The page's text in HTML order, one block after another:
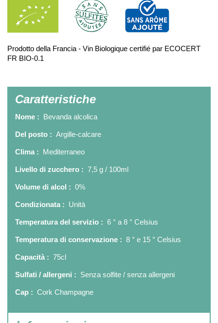
Prodotto della Francia - Vin Biologique certifié par ECOCERT
FR BIO-0.1
Caratteristiche
Nome : Bevanda alcolica
Del posto : Argille-calcare
Clima : Mediterraneo
Livello di zucchero : 7,5 g / 100ml
Volume di alcol : 0%
Condizionata : Unità
Temperatura del servizio : 6 ° a 8 ° Celsius
Temperatura di conservazione : 8 ° e 15 ° Celsius
Capacità : 75cl
Sulfati / allergeni : Senza solfite / senza allergeni
Cap : Cork Champagne